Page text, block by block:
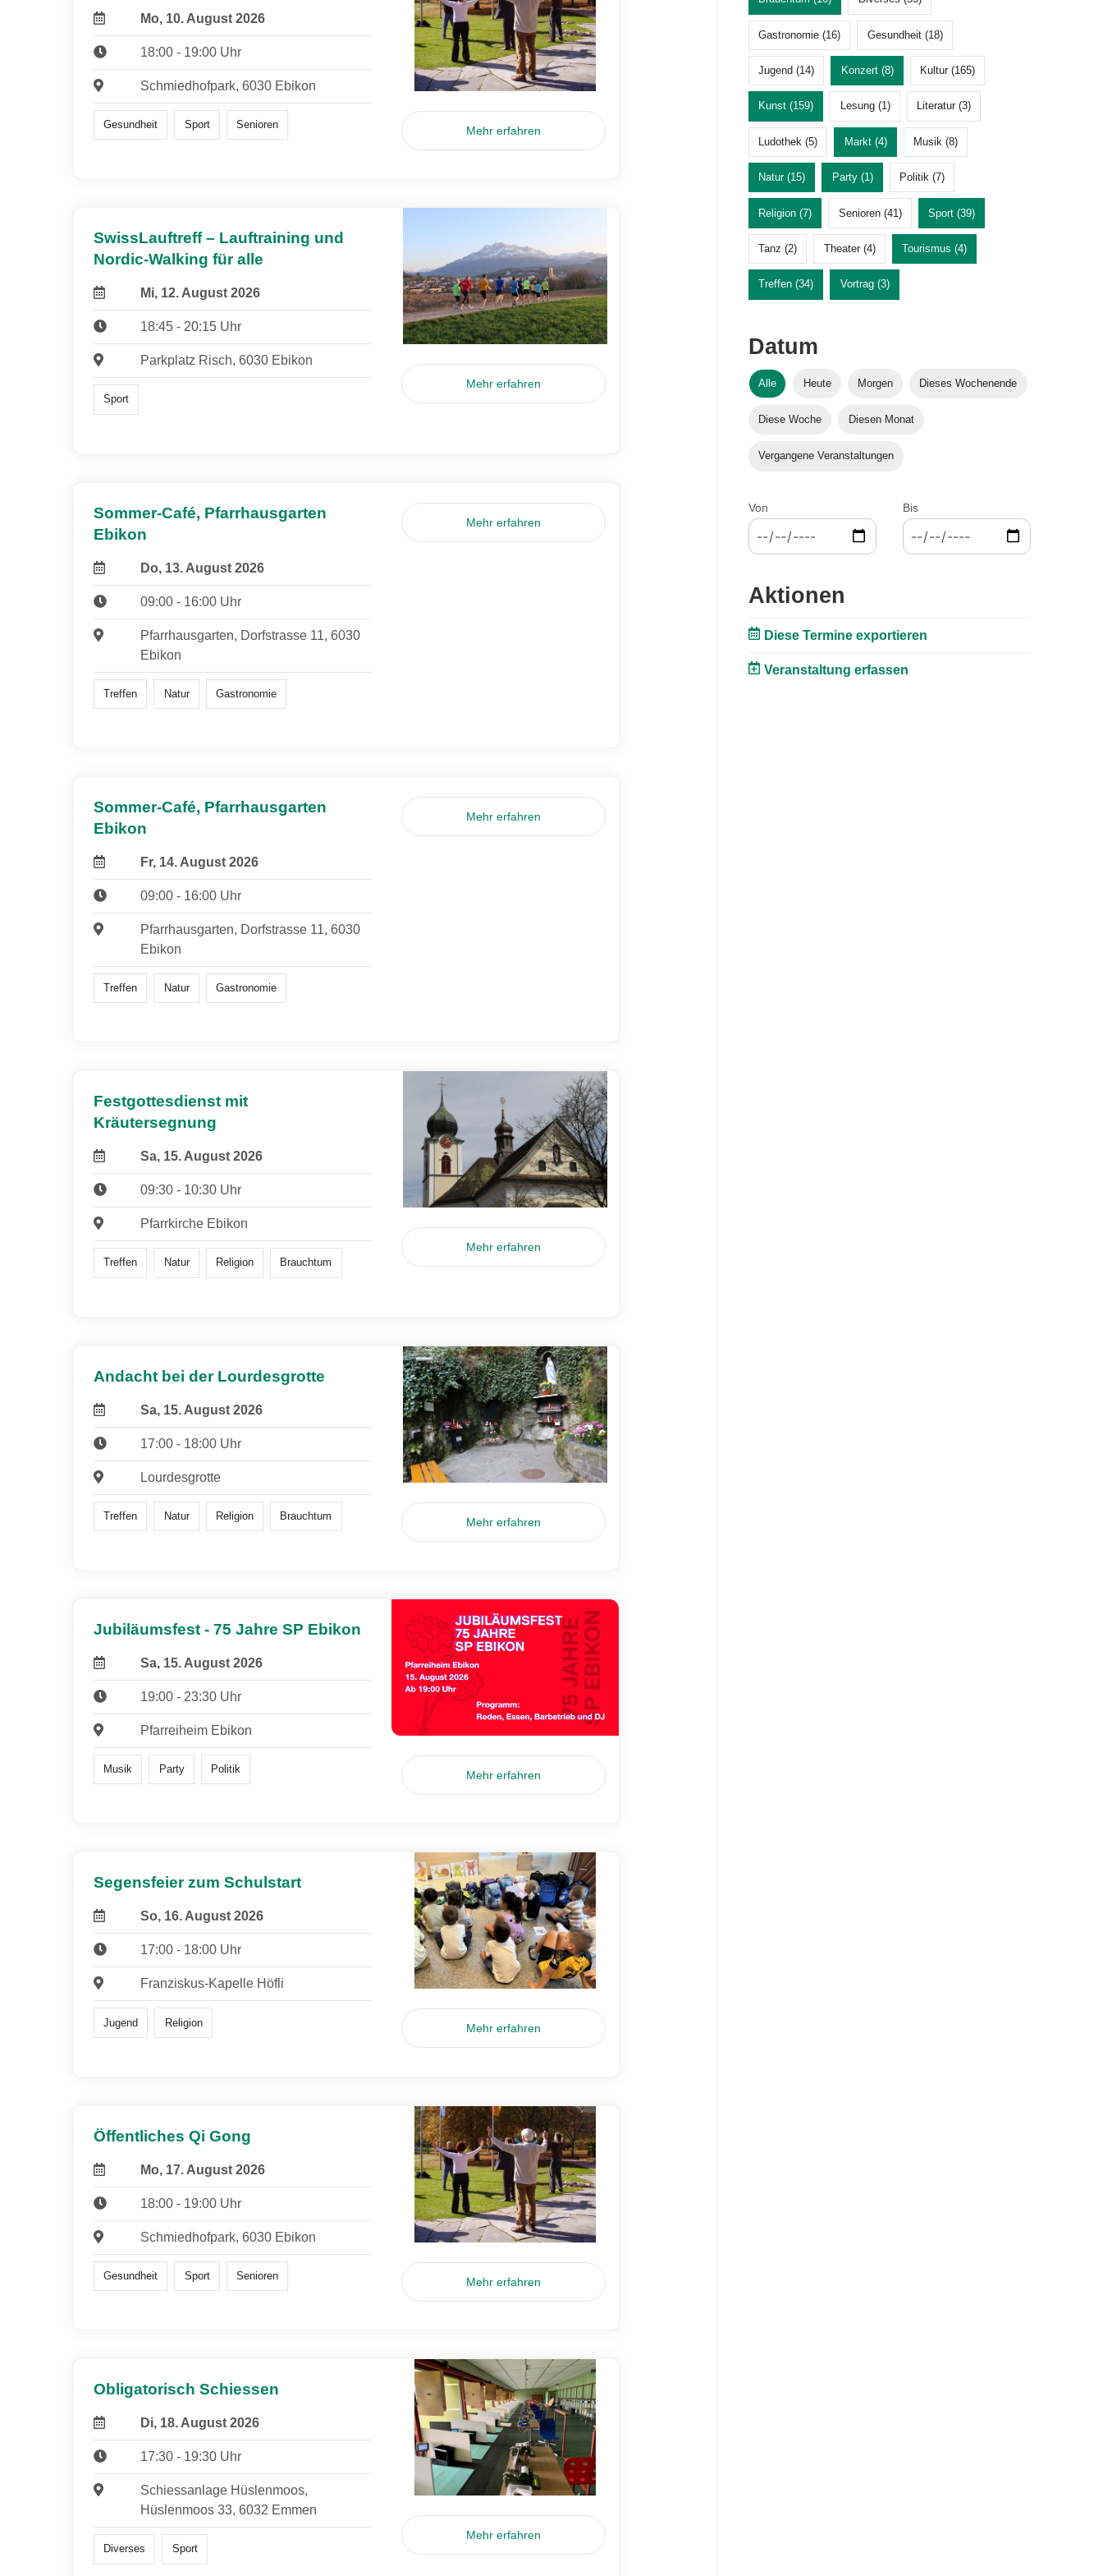
Mo, 10. August 2026
18:00 - 19:00 Uhr
Schmiedhofpark, 6030 Ebikon
Gesundheit Sport Senioren Mehr erfahren
SwissLauftreff – Lauftraining und
Nordic-Walking für alle
Mi, 12. August 2026
18:45 - 20:15 Uhr
Parkplatz Risch, 6030 Ebikon
Sport
Mehr erfahren
Sommer-Café, Pfarrhausgarten
Ebikon
Do, 13. August 2026
09:00 - 16:00 Uhr
Pfarrhausgarten, Dorfstrasse 11, 6030
Ebikon
Treffen Natur Gastronomie
Mehr erfahren
Sommer-Café, Pfarrhausgarten
Ebikon
Fr, 14. August 2026
09:00 - 16:00 Uhr
Pfarrhausgarten, Dorfstrasse 11, 6030
Ebikon
Treffen Natur Gastronomie
Mehr erfahren
Festgottesdienst mit
Kräutersegnung
Sa, 15. August 2026
09:30 - 10:30 Uhr
Pfarrkirche Ebikon
Treffen Natur Religion Brauchtum
Mehr erfahren
Andacht bei der Lourdesgrotte
Sa, 15. August 2026
17:00 - 18:00 Uhr
Lourdesgrotte
Treffen Natur Religion Brauchtum Mehr erfahren
Jubiläumsfest - 75 Jahre SP Ebikon
Sa, 15. August 2026
19:00 - 23:30 Uhr
Pfarreiheim Ebikon
Musik Party Politik Mehr erfahren
Segensfeier zum Schulstart
So, 16. August 2026
17:00 - 18:00 Uhr
Franziskus-Kapelle Höfli
Jugend Religion Mehr erfahren
Öffentliches Qi Gong
Mo, 17. August 2026
18:00 - 19:00 Uhr
Schmiedhofpark, 6030 Ebikon
Gesundheit Sport Senioren Mehr erfahren
Obligatorisch Schiessen
Di, 18. August 2026
17:30 - 19:30 Uhr
Schiessanlage Hüslenmoos,
Hüslenmoos 33, 6032 Emmen
Diverses Sport
Mehr erfahren
Gastronomie (16) Gesundheit (18)
Jugend (14) Konzert (8) Kultur (165)
Kunst (159) Lesung (1) Literatur (3)
Ludothek (5) Markt (4) Musik (8)
Natur (15) Party (1) Politik (7)
Religion (7) Senioren (41) Sport (39)
Tanz (2) Theater (4) Tourismus (4)
Treffen (34) Vortrag (3)
Datum
Alle Heute Morgen Dieses Wochenende
Diese Woche Diesen Monat
Vergangene Veranstaltungen
Von Bis
Aktionen
Diese Termine exportieren
Veranstaltung erfassen